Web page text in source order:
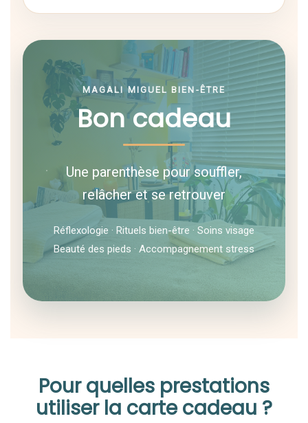
MAGALI MIGUEL BIEN-ÊTRE
Bon cadeau
Une parenthèse pour souffler,
relâcher et se retrouver
Réflexologie · Rituels bien-être · Soins visage
Beauté des pieds · Accompagnement stress
Pour quelles prestations
utiliser la carte cadeau ?